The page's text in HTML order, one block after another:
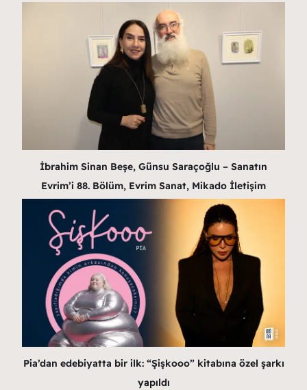
İbrahim Sinan Beşe, Günsu Saraçoğlu – Sanatın
Evrim’i 88. Bölüm, Evrim Sanat, Mikado İletişim
Pia’dan edebiyatta bir ilk: “Şişkooo” kitabına özel şarkı
yapıldı